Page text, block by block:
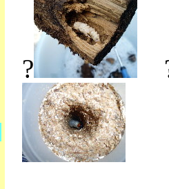
?